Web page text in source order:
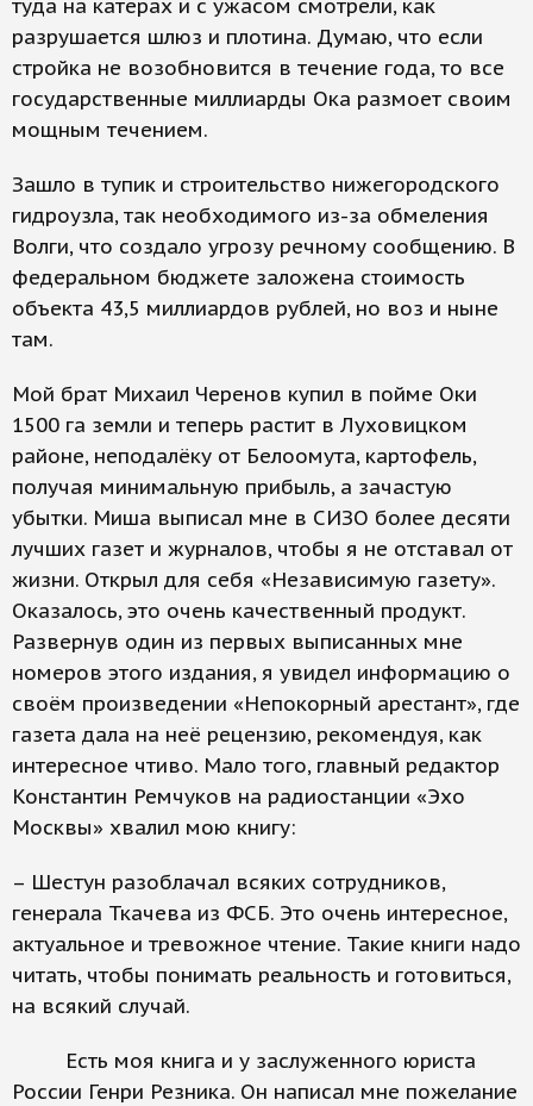
туда на катерах и с ужасом смотрели, как
разрушается шлюз и плотина. Думаю, что если
стройка не возобновится в течение года, то все
государственные миллиарды Ока размоет своим
мощным течением.
Зашло в тупик и строительство нижегородского
гидроузла, так необходимого из-за обмеления
Волги, что создало угрозу речному сообщению. В
федеральном бюджете заложена стоимость
объекта 43,5 миллиардов рублей, но воз и ныне
там.
Мой брат Михаил Черенов купил в пойме Оки
1500 га земли и теперь растит в Луховицком
районе, неподалёку от Белоомута, картофель,
получая минимальную прибыль, а зачастую
убытки. Миша выписал мне в СИЗО более десяти
лучших газет и журналов, чтобы я не отставал от
жизни. Открыл для себя «Независимую газету».
Оказалось, это очень качественный продукт.
Развернув один из первых выписанных мне
номеров этого издания, я увидел информацию о
своём произведении «Непокорный арестант», где
газета дала на неё рецензию, рекомендуя, как
интересное чтиво. Мало того, главный редактор
Константин Ремчуков на радиостанции «Эхо
Москвы» хвалил мою книгу:
– Шестун разоблачал всяких сотрудников,
генерала Ткачева из ФСБ. Это очень интересное,
актуальное и тревожное чтение. Такие книги надо
читать, чтобы понимать реальность и готовиться,
на всякий случай.
Есть моя книга и у заслуженного юриста
России Генри Резника. Он написал мне пожелание